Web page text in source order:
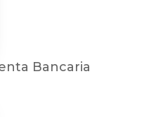
Bancaria